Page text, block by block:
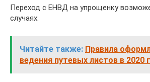
Переход с ЕНВД на упрощенку
случаях:
Читайте также: Правила
ведения путевых листов в 2020